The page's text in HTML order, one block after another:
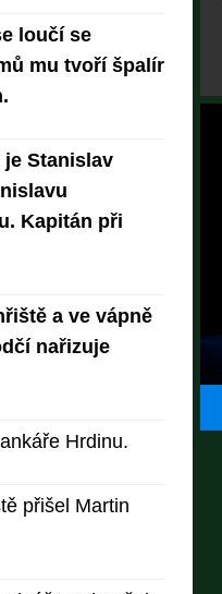
loučí se
mu tvoří špalír
Stanislav
Kapitán při
a ve vápně
nařizuje
Hrdinu.
přišel Martin